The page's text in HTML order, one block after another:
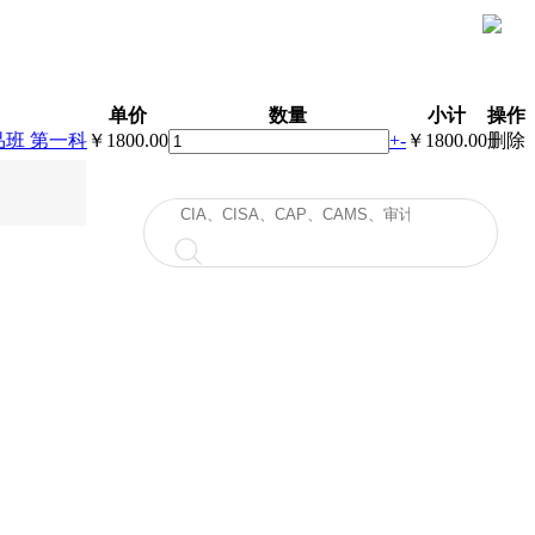
单价 数量 小计
操作
班 第一科 ￥1800.00 +- ￥1800.00删除